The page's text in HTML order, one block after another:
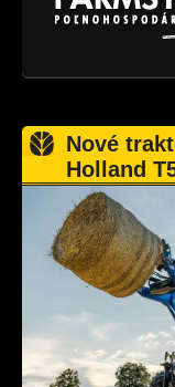
Nové
Holland